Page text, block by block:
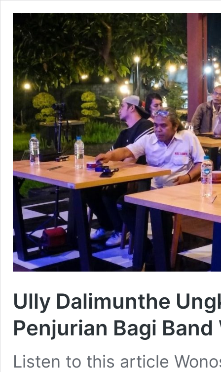
Ully Dalimunthe
Penjurian Bagi
Listen to this article